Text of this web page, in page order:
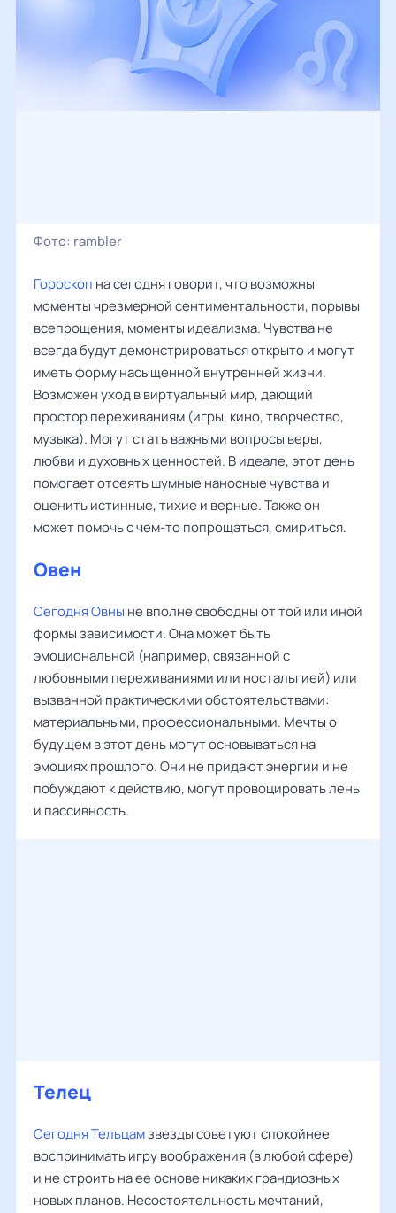
Фото: rambler
Гороскоп на сегодня говорит, что возможны
моменты чрезмерной сентиментальности, порывы
всепрощения, моменты идеализма. Чувства не
всегда будут демонстрироваться открыто и могут
иметь форму насыщенной внутренней жизни.
Возможен уход в виртуальный мир, дающий
простор переживаниям (игры, кино, творчество,
музыка). Могут стать важными вопросы веры,
любви и духовных ценностей. В идеале, этот день
помогает отсеять шумные наносные чувства и
оценить истинные, тихие и верные. Также он
может помочь с чем-то попрощаться, смириться.
Овен
Сегодня Овны не вполне свободны от той или иной
формы зависимости. Она может быть
эмоциональной (например, связанной с
любовными переживаниями или ностальгией) или
вызванной практическими обстоятельствами:
материальными, профессиональными. Мечты о
будущем в этот день могут основываться на
эмоциях прошлого. Они не придают энергии и не
побуждают к действию, могут провоцировать лень
и пассивность.
Телец
Сегодня Тельцамзвезды советуют спокойнее
воспринимать игру воображения (в любой сфере)
и не строить на ее основе никаких грандиозных
новых планов. Несостоятельность мечтаний,